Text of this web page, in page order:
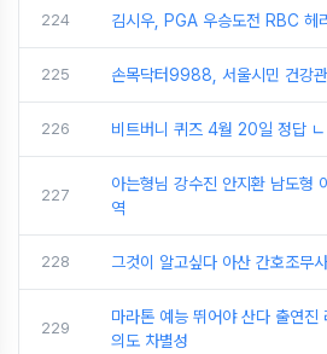
224 김시우, PGA 우승도전 RBC 헤
225 손목닥터9988, 서울시민 건강
226 비트버니 퀴즈 4월 20일 정답 ㄴ
227
아는형님 강수진 안지환 남도형
역
228 그것이 알고싶다 아산 간호조무
229
마라톤 예능 뛰어야 산다 출연진
의도 차별성